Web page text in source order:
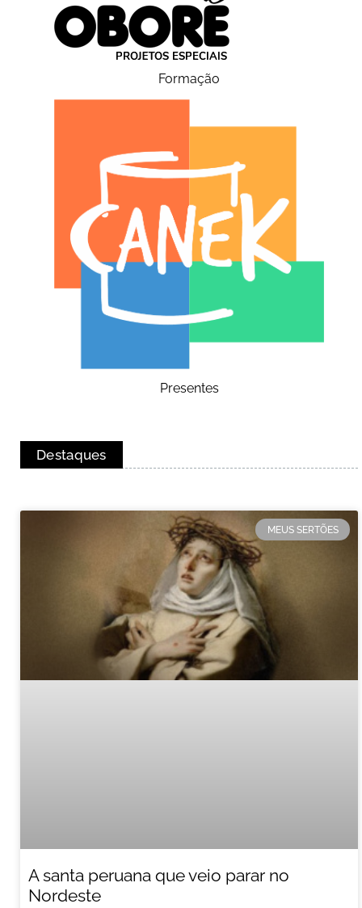
Formação
Presentes
Destaques
MEUS SERTÕES
A santa peruana que veio parar no
Nordeste